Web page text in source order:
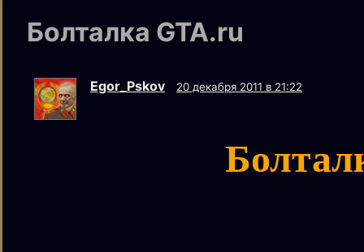
Болталка GTA.ru
Egor_Pskov 20 декабря 2011 в 21:22